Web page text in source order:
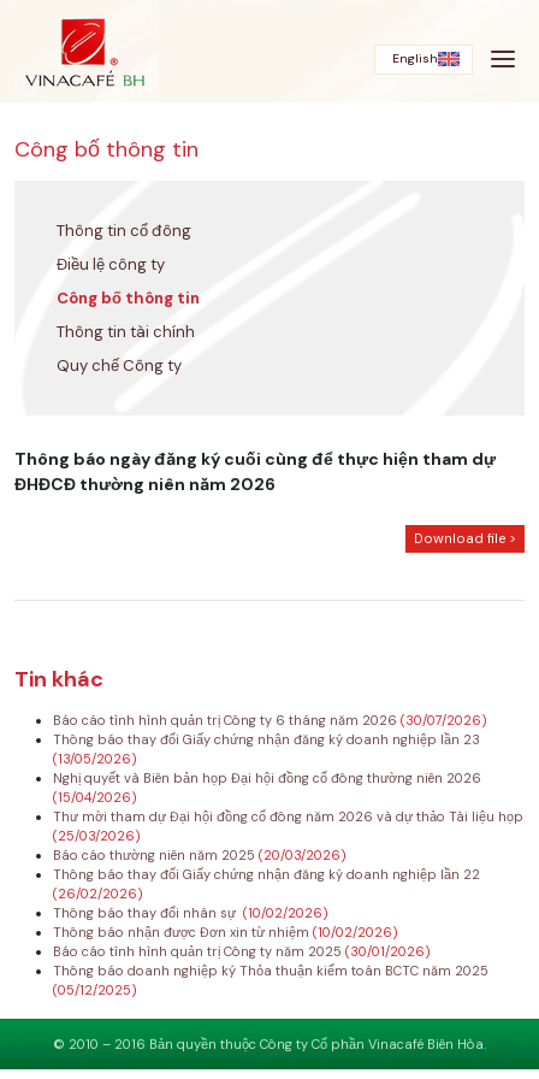
English
Công bố thông tin
Thông tin cổ đông
Điều lệ công ty
Công bố thông tin
Thông tin tài chính
Quy chế Công ty
Thông báo ngày đăng ký cuối cùng để thực hiện tham dự
ĐHĐCĐ thường niên năm 2026
Download file >
Tin khác
Báo cáo tình hình quản trị Công ty 6 tháng năm 2026 (30/07/2026)
Thông báo thay đổi Giấy chứng nhận đăng ký doanh nghiệp lần 23
(13/05/2026)
Nghị quyết và Biên bản họp Đại hội đồng cổ đông thường niên 2026
(15/04/2026)
Thư mời tham dự Đại hội đồng cổ đông năm 2026 và dự thảo Tài liệu họp
(25/03/2026)
Báo cáo thường niên năm 2025 (20/03/2026)
Thông báo thay đổi Giấy chứng nhận đăng ký doanh nghiệp lần 22
(26/02/2026)
Thông báo thay đổi nhân sự (10/02/2026)
Thông báo nhận được Đơn xin từ nhiệm (10/02/2026)
Báo cáo tình hình quản trị Công ty năm 2025 (30/01/2026)
Thông báo doanh nghiệp ký Thỏa thuận kiểm toán BCTC năm 2025
(05/12/2025)
© 2010 – 2016 Bản quyền thuộc Công ty Cổ phần Vinacafé Biên Hòa.